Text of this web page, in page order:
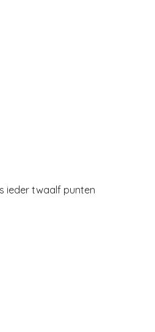
ieder twaalf punten